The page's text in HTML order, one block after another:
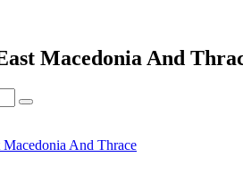
Macedonia And
And Thrace